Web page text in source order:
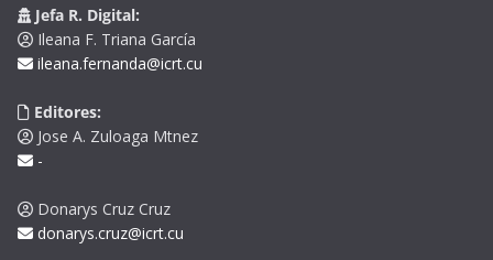
Jefa R. Digital:
Ileana F. Triana García
ileana.fernanda@icrt.cu
Editores:
Jose A. Zuloaga Mtnez
-
Donarys Cruz Cruz
donarys.cruz@icrt.cu